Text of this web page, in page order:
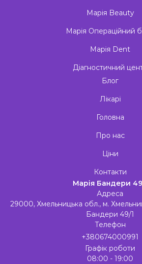
Марія Beauty
Марія Операційний
Марія Dent
Діагностичний
Блог
Лікарі
Головна
Про нас
Ціни
Контакти
Марія Бандери
Адреса
29000, Хмельницька обл., м.
Бандери 49/1
Телефон
+380674000991
Графік роботи
08:00 - 19:00